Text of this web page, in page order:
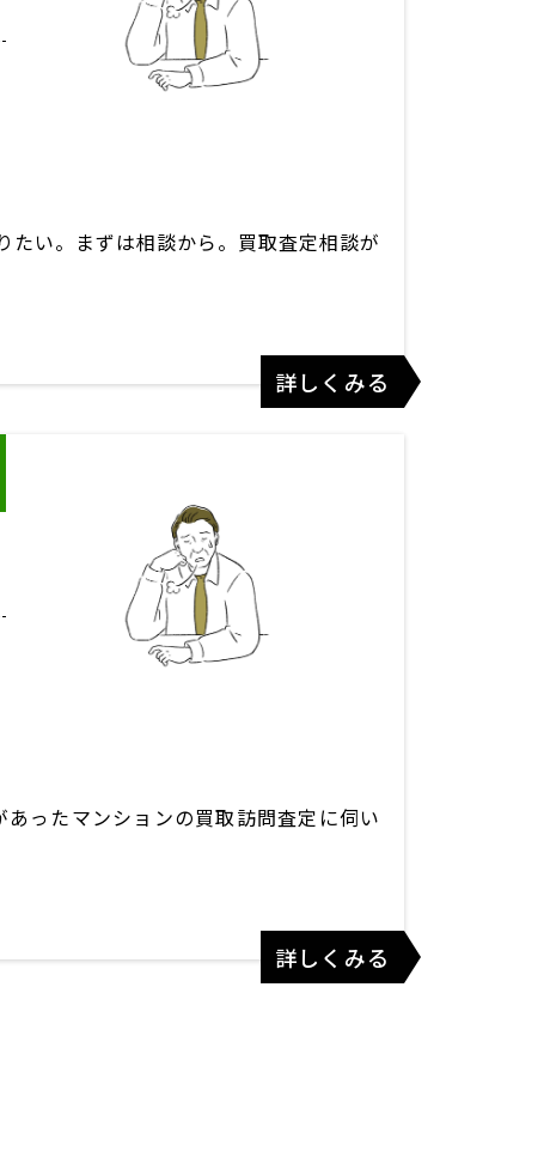
たい。まずは相談から。買取査定相談が
詳しくみる
ったマンションの買取訪問査定に伺い
詳しくみる